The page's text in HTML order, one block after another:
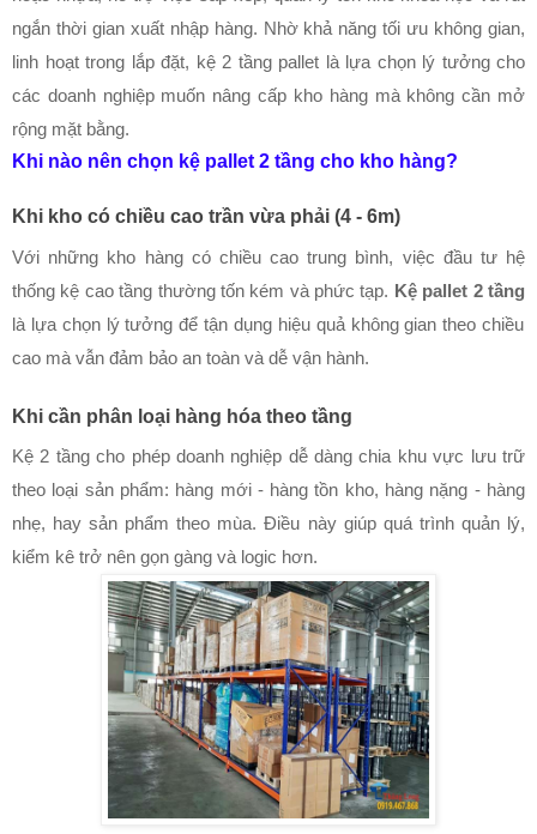
ngắn thời gian xuất nhập hàng. Nhờ khả năng tối ưu không gian,
linh hoạt trong lắp đặt, kệ 2 tầng pallet là lựa chọn lý tưởng cho
các doanh nghiệp muốn nâng cấp kho hàng mà không cần mở
rộng mặt bằng.
Khi nào nên chọn kệ pallet 2 tầng cho kho hàng?
Khi kho có chiều cao trần vừa phải (4 - 6m)
Với những kho hàng có chiều cao trung bình, việc đầu tư hệ
thống kệ cao tầng thường tốn kém và phức tạp. Kệ pallet 2 tầng
là lựa chọn lý tưởng để tận dụng hiệu quả không gian theo chiều
cao mà vẫn đảm bảo an toàn và dễ vận hành.
Khi cần phân loại hàng hóa theo tầng
Kệ 2 tầng cho phép doanh nghiệp dễ dàng chia khu vực lưu trữ
theo loại sản phẩm: hàng mới - hàng tồn kho, hàng nặng - hàng
nhẹ, hay sản phẩm theo mùa. Điều này giúp quá trình quản lý,
kiểm kê trở nên gọn gàng và logic hơn.